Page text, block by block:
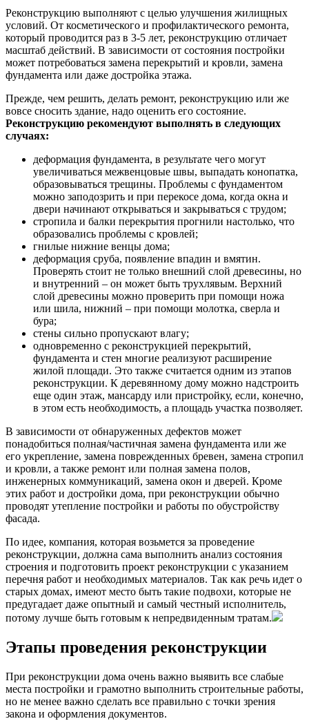
Реконструкцию выполняют с целью улучшения жилищных
условий. От косметического и профилактического ремонта,
который проводится раз в 3-5 лет, реконструкцию отличает
масштаб действий. В зависимости от состояния постройки
может потребоваться замена перекрытий и кровли, замена
фундамента или даже достройка этажа.
Прежде, чем решить, делать ремонт, реконструкцию или же
вовсе сносить здание, надо оценить его состояние.
Реконструкцию рекомендуют выполнять в следующих
случаях:
деформация фундамента, в результате чего могут
увеличиваться межвенцовые швы, выпадать конопатка,
образовываться трещины. Проблемы с фундаментом
можно заподозрить и при перекосе дома, когда окна и
двери начинают открываться и закрываться с трудом;
стропила и балки перекрытия прогнили настолько, что
образовались проблемы с кровлей;
гнилые нижние венцы дома;
деформация сруба, появление впадин и вмятин.
Проверять стоит не только внешний слой древесины, но
и внутренний – он может быть трухлявым. Верхний
слой древесины можно проверить при помощи ножа
или шила, нижний – при помощи молотка, сверла и
бура;
стены сильно пропускают влагу;
одновременно с реконструкцией перекрытий,
фундамента и стен многие реализуют расширение
жилой площади. Это также считается одним из этапов
реконструкции. К деревянному дому можно надстроить
еще один этаж, мансарду или пристройку, если, конечно,
в этом есть необходимость, а площадь участка позволяет.
В зависимости от обнаруженных дефектов может
понадобиться полная/частичная замена фундамента или же
его укрепление, замена поврежденных бревен, замена стропил
и кровли, а также ремонт или полная замена полов,
инженерных коммуникаций, замена окон и дверей. Кроме
этих работ и достройки дома, при реконструкции обычно
проводят утепление постройки и работы по обустройству
фасада.
По идее, компания, которая возьмется за проведение
реконструкции, должна сама выполнить анализ состояния
строения и подготовить проект реконструкции с указанием
перечня работ и необходимых материалов. Так как речь идет о
старых домах, имеют место быть такие подвохи, которые не
предугадает даже опытный и самый честный исполнитель,
потому лучше быть готовым к непредвиденным тратам.
Этапы проведения реконструкции
При реконструкции дома очень важно выявить все слабые
места постройки и грамотно выполнить строительные работы,
но не менее важно сделать все правильно с точки зрения
закона и оформления документов.